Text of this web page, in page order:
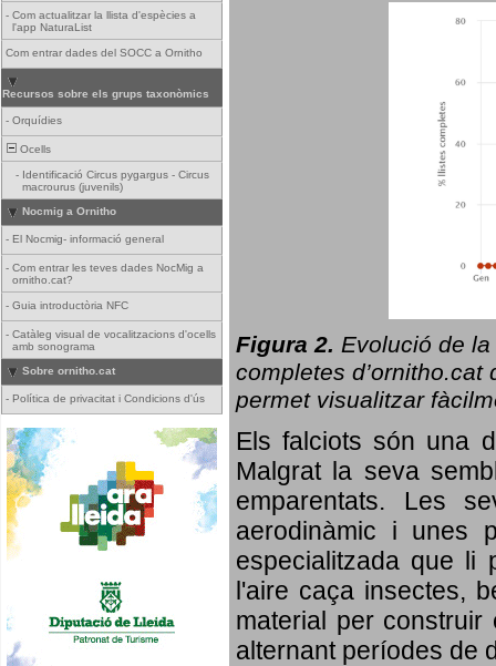
- Com actualitzar la llista d'espècies a
l'app NaturaList
Com entrar dades del SOCC a Ornitho
Recursos sobre els grups taxonòmics
- Orquídies
Ocells
- Identificació Circus pygargus - Circus
macrourus (juvenils)
Nocmig a Ornitho
- El Nocmig- informació general
- Com entrar les teves dades NocMig a
ornitho.cat?
- Guia introductòria NFC
- Catàleg visual de vocalitzacions d'ocells
amb sonograma
Sobre ornitho.cat
- Política de privacitat i Condicions d'ús
Figura 2. Evolució de la
completes d’ornitho.cat
permet visualitzar
Els falciots són una
Malgrat la seva
emparentats. Les
aerodinàmic i unes
especialitzada que li
l'aire caça insectes,
material per
alternant períodes de